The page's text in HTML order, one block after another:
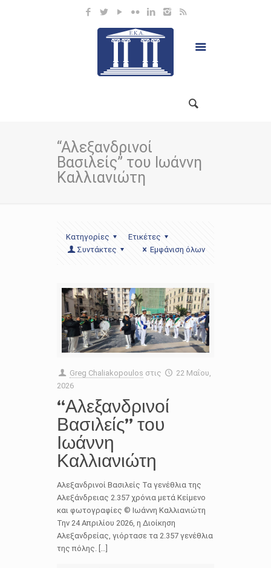
“Αλεξανδρινοί
Βασιλείς” του Ιωάννη
Καλλιανιώτη
Κατηγορίες
Ετικέτες
Συντάκτες
Εμφάνιση όλων
Greg Chaliakopoulos στις
22 Μαΐου,
2026
“Αλεξανδρινοί
Βασιλείς” του
Ιωάννη
Καλλιανιώτη
Αλεξανδρινοί Βασιλείς Τα γενέθλια της
Αλεξάνδρειας 2.357 χρόνια μετά Κείμενο
και φωτογραφίες © Ιωάννη Καλλιανιώτη
Την 24 Απριλίου 2026, η Διοίκηση
Αλεξανδρείας, γιόρτασε τα 2.357 γενέθλια
της πόλης. […]